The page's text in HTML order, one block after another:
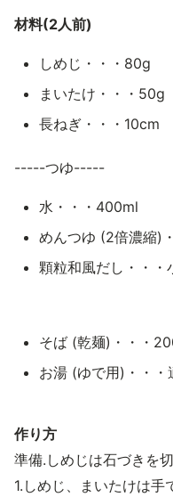
材料(2人前)
しめじ・・・80g
まいたけ・・・50g
長ねぎ・・・10cm
-----つゆ-----
水・・・400ml
めんつゆ (2倍濃縮)
顆粒和風だし・・・
そば (乾麺)・・・
お湯 (ゆで用)・・・
作り方
準備.しめじは石づきを
1.しめじ、まいたけは手